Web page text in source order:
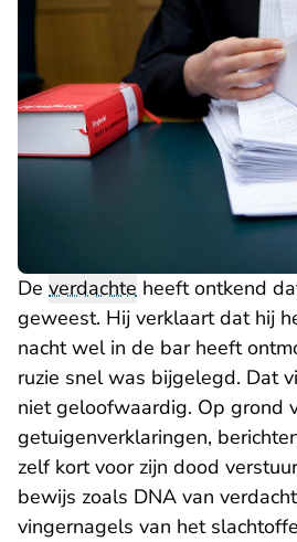
De verdachte heeft ontkend
geweest. Hij verklaart dat hij
nacht wel in de bar heeft
ruzie snel was bijgelegd. Dat
niet geloofwaardig. Op grond
getuigenverklaringen,
zelf kort voor zijn dood
bewijs zoals DNA van
vingernagels van het